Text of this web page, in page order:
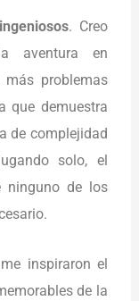
ingeniosos. Creo
aventura en
problemas
que demuestra
de complejidad
solo, el
ninguno de los
inspiraron el
de la